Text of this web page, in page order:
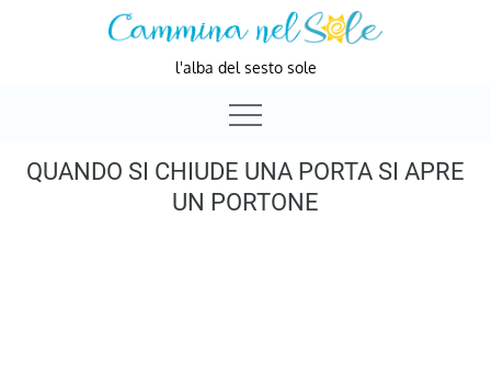
l'alba del sesto sole
QUANDO SI CHIUDE UNA PORTA SI APRE
UN PORTONE